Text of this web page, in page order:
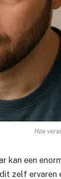
Hoe
kan een
zelf